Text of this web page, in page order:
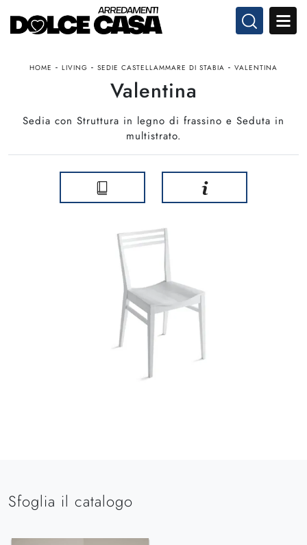
HOME - LIVING - SEDIE CASTELLAMMARE DI STABIA - VALENTINA
Valentina
Sedia con Struttura in legno di frassino e Seduta in
multistrato.
Sfoglia il catalogo